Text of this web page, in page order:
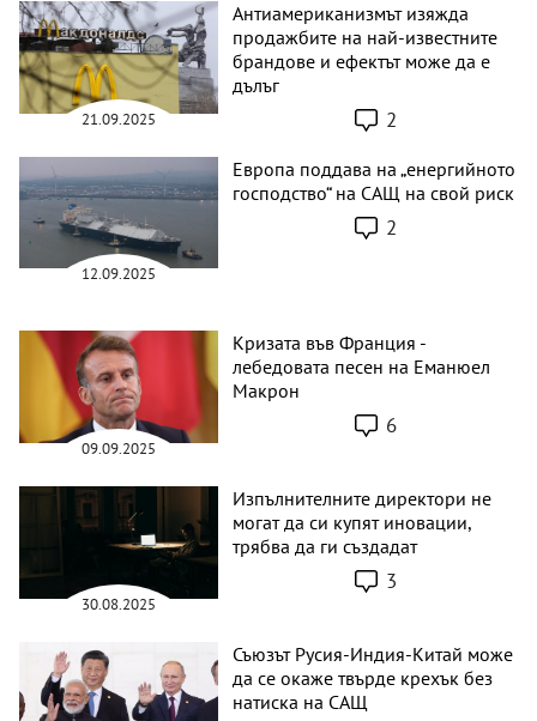
21.09.2025
Антиамериканизмът изяжда
продажбите на най-известните
брандове и ефектът може да е
дълъг
2
12.09.2025
Европа поддава на „енергийното
господство“ на САЩ на свой риск
2
09.09.2025
Кризата във Франция -
лебедовата песен на Еманюел
Макрон
6
30.08.2025
Изпълнителните директори не
могат да си купят иновации,
трябва да ги създадат
3
Съюзът Русия-Индия-Китай може
да се окаже твърде крехък без
натиска на САЩ